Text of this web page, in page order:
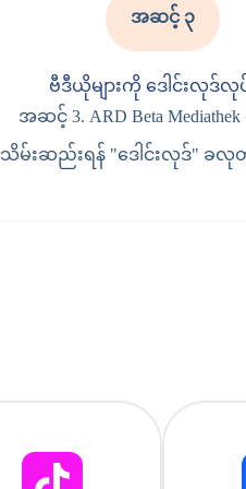
အဆင့် ၃
ဗီဒီယိုများကို ဒေါင်းလုဒ်လုပ်
အဆင့် 3. ARD Beta
သိမ်းဆည်းရန် "ဒေါင်းလုဒ်" ခလု